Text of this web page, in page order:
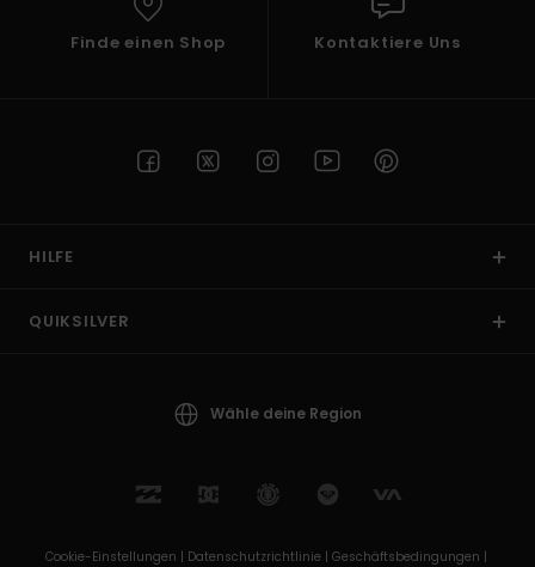
Finde einen Shop Kontaktiere Uns
HILFE
QUIKSILVER
Wähle deine Region
Cookie-Einstellungen | Datenschutzrichtlinie | Geschäftsbedingungen |